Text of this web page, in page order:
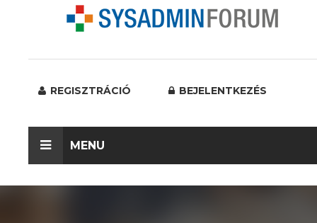
REGISZTRÁCIÓ BEJELENTKEZÉS
MENU